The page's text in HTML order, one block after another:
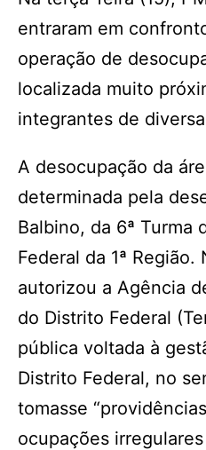
entraram em
operação de
localizada muito
integrantes de
A desocupação da
determinada pela
Balbino, da 6ª Turma
Federal da 1ª Região.
autorizou a Agência
do Distrito Federal
pública voltada à
Distrito Federal, no
tomasse
ocupações